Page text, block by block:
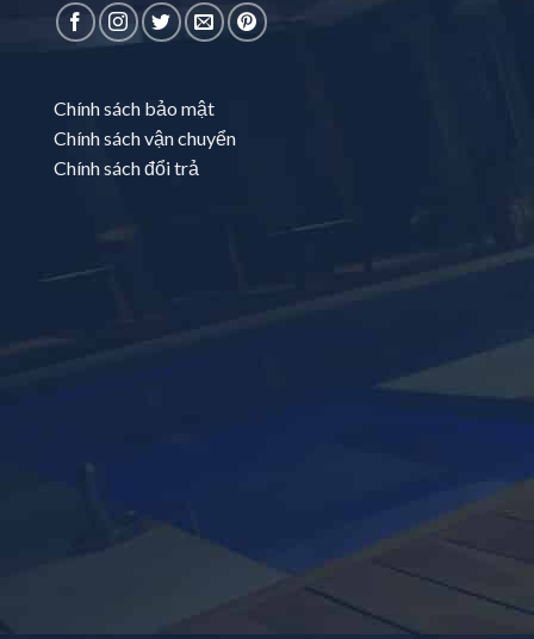
Chính sách bảo mật
Chính sách vận chuyển
Chính sách đổi trả